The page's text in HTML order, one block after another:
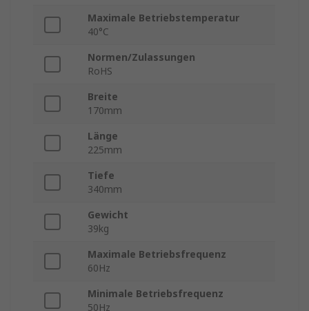
Maximale Betriebstemperatur
40°C
Normen/Zulassungen
RoHS
Breite
170mm
Länge
225mm
Tiefe
340mm
Gewicht
39kg
Maximale Betriebsfrequenz
60Hz
Minimale Betriebsfrequenz
50Hz